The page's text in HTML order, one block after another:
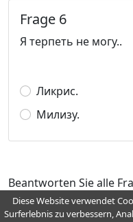
Frage 6
Я терпеть не могу..
Ликрис.
Милизу.
Beantworten Sie alle
Diese Website verwendet
Surferlebnis zu verbessern,